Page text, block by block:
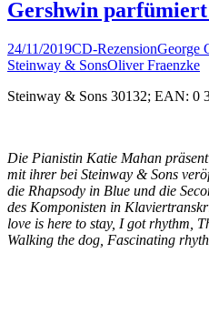
Gershwin
24/11/2019CD-RezensionGeorge
Steinway & SonsOliver Fraenzke
Steinway & Sons 30132; EAN: 0
Die Pianistin Katie Mahan
mit ihrer bei Steinway & Sons
die Rhapsody in Blue und die
des Komponisten in
love is here to stay, I got rhythm,
Walking the dog, Fascinating